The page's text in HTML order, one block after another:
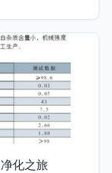
化之旅